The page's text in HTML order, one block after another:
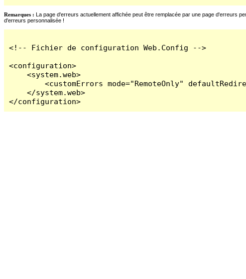
Remarques : La page d'erreurs actuellement affichée peut être remplacée par une page d'erreurs
d'erreurs personnalisée !
<!-- Fichier de configuration Web.Config -->
<configuration>
    <system.web>
<customErrors mode="RemoteOnly"
    </system.web>
</configuration>